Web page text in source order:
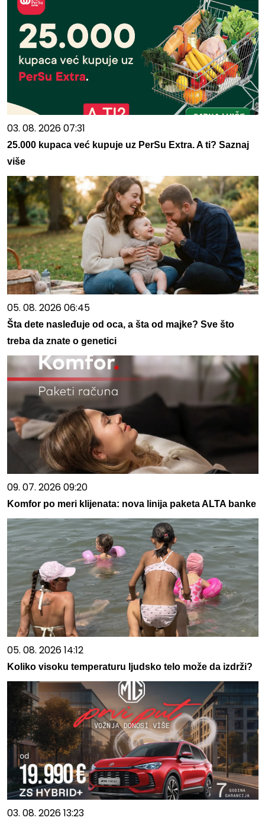
03. 08. 2026 07:31
25.000 kupaca već kupuje uz PerSu Extra. A ti? Saznaj
više
05. 08. 2026 06:45
Šta dete nasleđuje od oca, a šta od majke? Sve što
treba da znate o genetici
09. 07. 2026 09:20
Komfor po meri klijenata: nova linija paketa ALTA banke
05. 08. 2026 14:12
Koliko visoku temperaturu ljudsko telo može da izdrži?
03. 08. 2026 13:23